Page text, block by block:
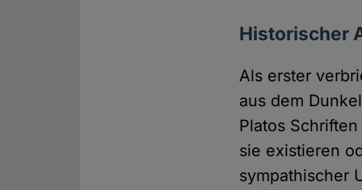
Historischer
Als erster
aus dem
Platos
sie existieren
sympathischer